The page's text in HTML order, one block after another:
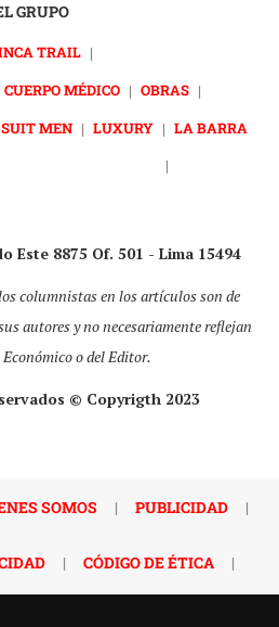
GRUPO
TRAIL |
CUERPO MÉDICO | OBRAS |
SUIT MEN | LUXURY | LA BARRA
|
Este 8875 Of. 501 - Lima 15494
columnistas en los artículos son de
autores y no necesariamente reflejan
o del Editor.
© Copyrigth 2023
SOMOS | PUBLICIDAD |
| CÓDIGO DE ÉTICA |